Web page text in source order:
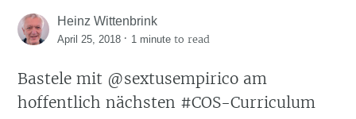
Heinz Wittenbrink
April 25, 2018 · 1 minute to read
Bastele mit @sextusempirico am
hoffentlich nächsten #COS-Curriculum